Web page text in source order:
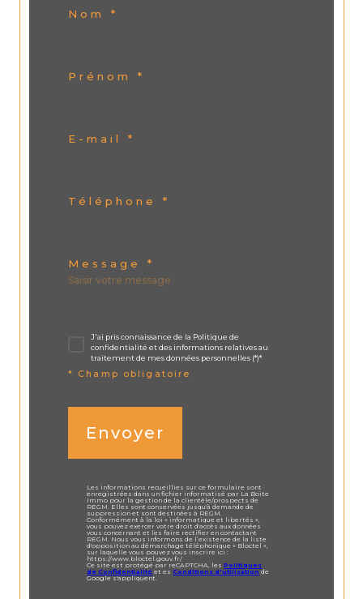
Nom *
Prénom *
E-mail *
Téléphone *
Message *
J'ai pris connaissance de la Politique de
confidentialité et des informations relatives au
traitement de mes données personnelles (*)*
* Champ obligatoire
Envoyer
Les informations recueillies sur ce formulaire sont
enregistrées dans un fichier informatisé par La Boite
Immo pour la gestion de la clientèle/prospects de
REGM. Elles sont conservées jusqu'à demande de
suppression et sont destinées à REGM.
Conformément à la loi « informatique et libertés »,
vous pouvez exercer votre droit d'accès aux données
vous concernant et les faire rectifier en contactant
REGM. Nous vous informons de l’existence de la liste
d'opposition au démarchage téléphonique « Bloctel »,
sur laquelle vous pouvez vous inscrire ici :
https://www.bloctel.gouv.fr/
Ce site est protégé par reCAPTCHA, lesPolitiques
de Confidentialité et es Conditions d'utilisationde
Google s'appliquent.